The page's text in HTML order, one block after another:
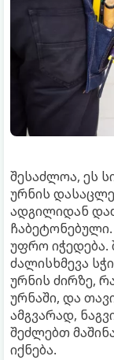
შესაძლოა, ეს
ურნის
ადგილიდან
უფრო იჭედება.
ძალისხმევა
ურნის ძირზე,
ურნაში, და
ამგვარად,
შეძლებთ
იქნება.